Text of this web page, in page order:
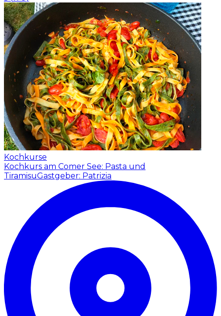
Kochkurse
Kochkurs am Comer See: Pasta und
TiramisuGastgeber: Patrizia